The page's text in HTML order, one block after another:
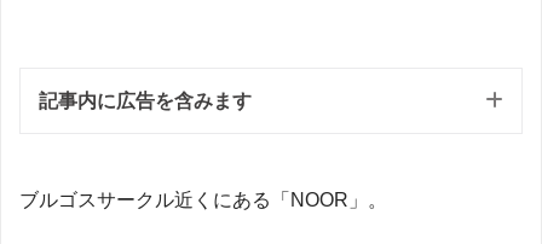
記事内に広告を含みます
ブルゴスサークル近くにある「NOOR」。